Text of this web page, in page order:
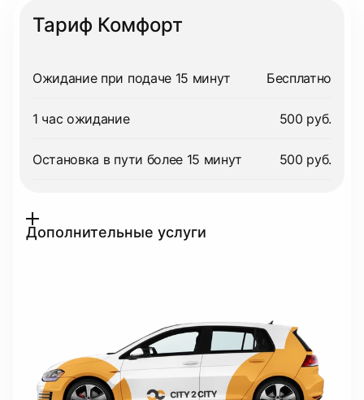
Тариф Комфорт
Ожидание при подаче 15 минут Бесплатно
1 час ожидание 500 руб.
Остановка в пути более 15 минут 500 руб.
Дополнительные услуги